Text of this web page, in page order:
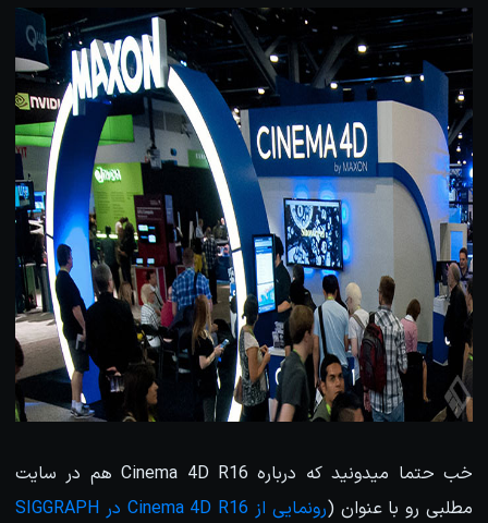
خب حتما میدونید که درباره Cinema 4D R16 هم در سایت
مطلبی رو با عنوان (
رونمایی از Cinema 4D R16 در SIGGRAPH